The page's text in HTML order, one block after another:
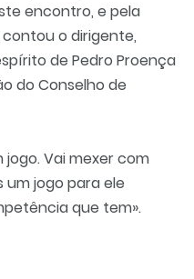
encontro, e pela
o dirigente,
de Pedro Proença
do Conselho de
jogo. Vai mexer com
um jogo para ele
que tem».